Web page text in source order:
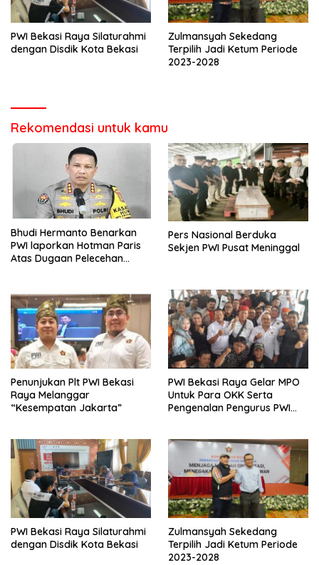
PWI Bekasi Raya Silaturahmi
dengan Disdik Kota Bekasi
Zulmansyah Sekedang
Terpilih Jadi Ketum Periode
2023-2028
Rekomendasi untuk kamu
Bhudi Hermanto Benarkan
PWI laporkan Hotman Paris
Atas Dugaan Pelecehan
Pers Nasional Berduka
Sekjen PWI Pusat Meninggal
Penunjukan Plt PWI Bekasi
Raya Melanggar
“Kesempatan Jakarta”
PWI Bekasi Raya Gelar MPO
Untuk Para OKK Serta
Pengenalan Pengurus PWI
PWI Bekasi Raya Silaturahmi
dengan Disdik Kota Bekasi
Zulmansyah Sekedang
Terpilih Jadi Ketum Periode
2023-2028